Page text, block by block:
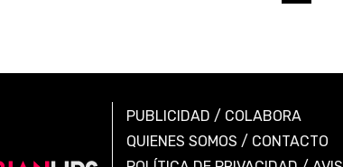
PUBLICIDAD / COLABORA
QUIENES SOMOS / CONTACTO